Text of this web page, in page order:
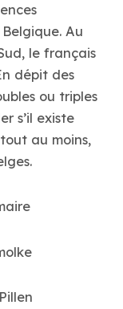
Au
le français
dépit des
ou triples
s’il existe
au moins,